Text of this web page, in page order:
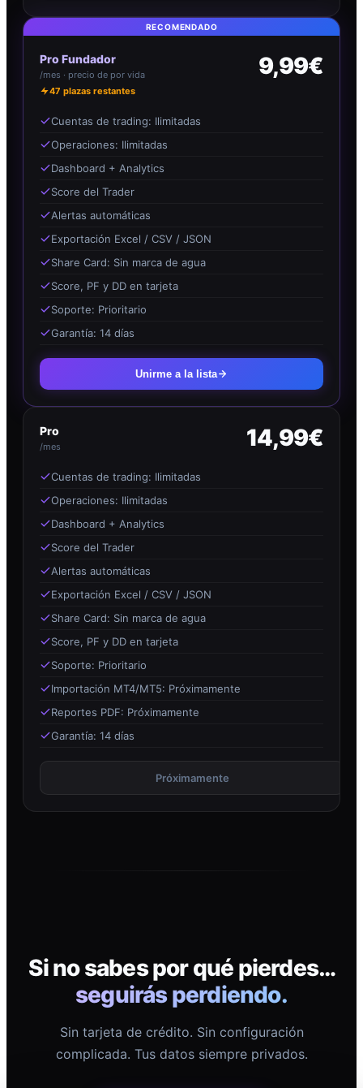
RECOMENDADO
Pro Fundador
/mes · precio de por vida
47 plazas restantes
9,99€
Cuentas de trading: Ilimitadas
Operaciones: Ilimitadas
Dashboard + Analytics
Score del Trader
Alertas automáticas
Exportación Excel / CSV / JSON
Share Card: Sin marca de agua
Score, PF y DD en tarjeta
Soporte: Prioritario
Garantía: 14 días
Unirme a la lista
Pro
/mes 14,99€
Cuentas de trading: Ilimitadas
Operaciones: Ilimitadas
Dashboard + Analytics
Score del Trader
Alertas automáticas
Exportación Excel / CSV / JSON
Share Card: Sin marca de agua
Score, PF y DD en tarjeta
Soporte: Prioritario
Importación MT4/MT5: Próximamente
Reportes PDF: Próximamente
Garantía: 14 días
Próximamente
Si no sabes por qué pierdes…
seguirás perdiendo.
Sin tarjeta de crédito. Sin configuración
complicada. Tus datos siempre privados.